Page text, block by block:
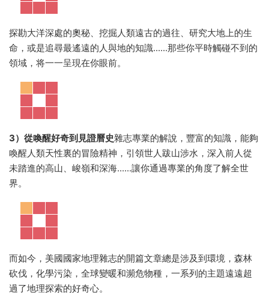
探勘大洋深處的奧秘、挖掘人類遠古的過往、研究大地上的生
命，或是追尋最遙遠的人與地的知識......那些你平時觸碰不到的
領域，将一一呈現在你眼前。
3）從喚醒好奇到見證曆史雜志專業的解說，豐富的知識，能夠
喚醒人類天性裏的冒險精神，引領世人跋山涉水，深入前人從
未踏進的高山、峻嶺和深海......讓你通過專業的角度了解全世
界。
而如今，美國國家地理雜志的開篇文章總是涉及到環境，森林
砍伐，化學污染，全球變暖和瀕危物種，一系列的主題遠遠超
過了地理探索的好奇心。